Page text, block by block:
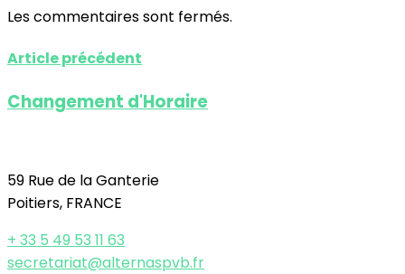
Les commentaires sont fermés.
Article précédent
Changement d'Horaire
59 Rue de la Ganterie
Poitiers, FRANCE
+ 33 5 49 53 11 63
secretariat@alternaspvb.fr